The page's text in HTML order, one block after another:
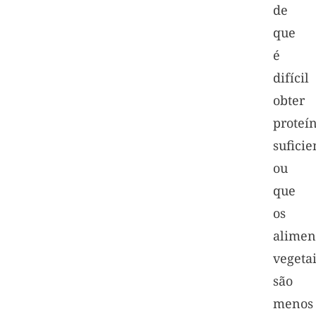
de
que
é
difícil
obter
ou
que
os
são
menos